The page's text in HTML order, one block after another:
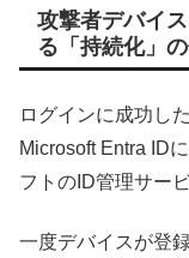
攻撃者デバイ
る「持続化」
ログインに成功し
Microsoft Entra ID
フトのID管理サー
一度デバイスが登